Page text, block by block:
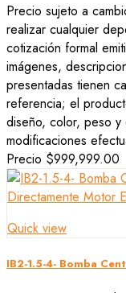
Precio sujeto a
realizar cualquier
cotización formal
imágenes,
presentadas tienen
referencia; el
diseño, color, peso y
modificaciones
Precio $999,999.00
Quick view
IB2-1.5-4- Bomba